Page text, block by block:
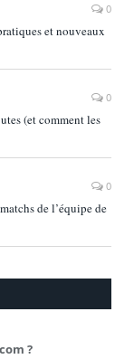
0
et nouveaux
0
(et comment les
0
de l’équipe de
?